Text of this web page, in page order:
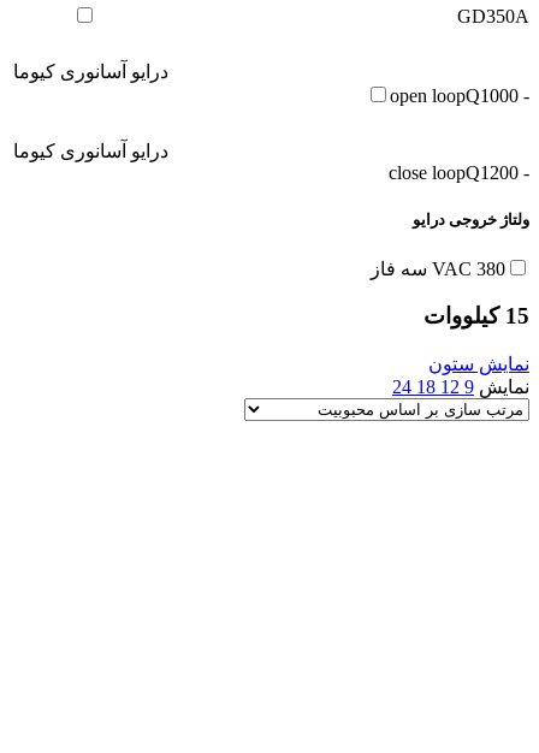
GD350A
درایو آسانوری کیوما
- open loop
Q1000
درایو آسانوری کیوما
- close loop
Q1200
ولتاژ خروجی درایو
380 VAC سه فاز
15 کیلووات
نمایش ستون
نمایش 9
12
18
24